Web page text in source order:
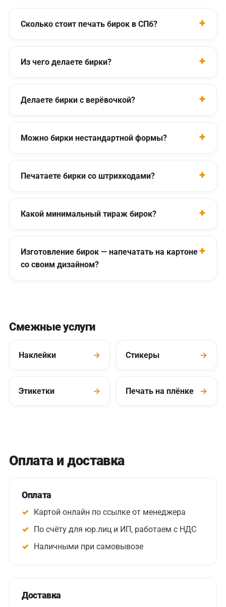
Сколько стоит печать бирок в СПб?
Из чего делаете бирки?
Делаете бирки с верёвочкой?
Можно бирки нестандартной формы?
Печатаете бирки со штрихкодами?
Какой минимальный тираж бирок?
Изготовление бирок — напечатать на картоне
со своим дизайном?
Смежные услуги
Наклейки → Стикеры →
Этикетки → Печать на плёнке →
Оплата и доставка
Оплата
Картой онлайн по ссылке от менеджера
По счёту для юр.лиц и ИП, работаем с НДС
Наличными при самовывозе
Доставка